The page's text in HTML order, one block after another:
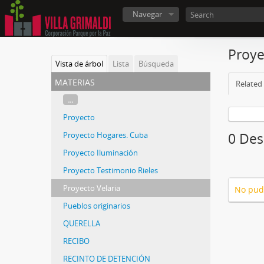
Navegar
Vista de árbol Lista Búsqueda
materias
...
Proyecto
Proyecto Hogares. Cuba
Proyecto Iluminación
Proyecto Testimonio Rieles
Proyecto Velaria
Pueblos originarios
QUERELLA
RECIBO
RECINTO DE DETENCIÓN
0
No